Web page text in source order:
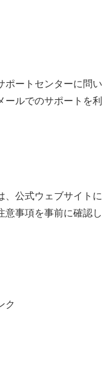
ポートセンターに問い
ールでのサポートを利
、公式ウェブサイトに
意事項を事前に確認し
ク